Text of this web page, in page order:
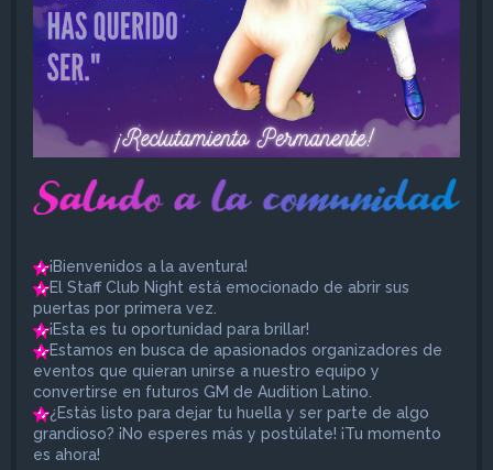
¡Bienvenidos a la aventura!
El Staff Club Night está emocionado de abrir sus
puertas por primera vez.
¡Esta es tu oportunidad para brillar!
Estamos en busca de apasionados organizadores de
eventos que quieran unirse a nuestro equipo y
convertirse en futuros GM de Audition Latino.
¿Estás listo para dejar tu huella y ser parte de algo
grandioso? ¡No esperes más y postúlate! ¡Tu momento
es ahora!